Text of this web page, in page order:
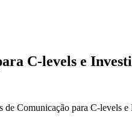
C-levels e